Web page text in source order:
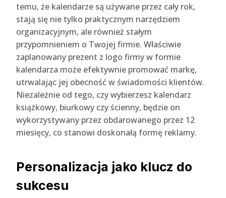
temu, że kalendarze są używane przez cały rok,
stają się nie tylko praktycznym narzędziem
organizacyjnym, ale również stałym
przypomnieniem o Twojej firmie. Właściwie
zaplanowany prezent z logo firmy w formie
kalendarza może efektywnie promować markę,
utrwalając jej obecność w świadomości klientów.
Niezależnie od tego, czy wybierzesz kalendarz
książkowy, biurkowy czy ścienny, będzie on
wykorzystywany przez obdarowanego przez 12
miesięcy, co stanowi doskonałą formę reklamy.
Personalizacja jako klucz do
sukcesu